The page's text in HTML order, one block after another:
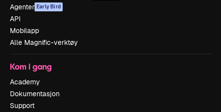
Agenter Early Bird
API
Mobilapp
Alle Magnific-verktøy
Kom i gang
Academy
Dokumentasjon
Support